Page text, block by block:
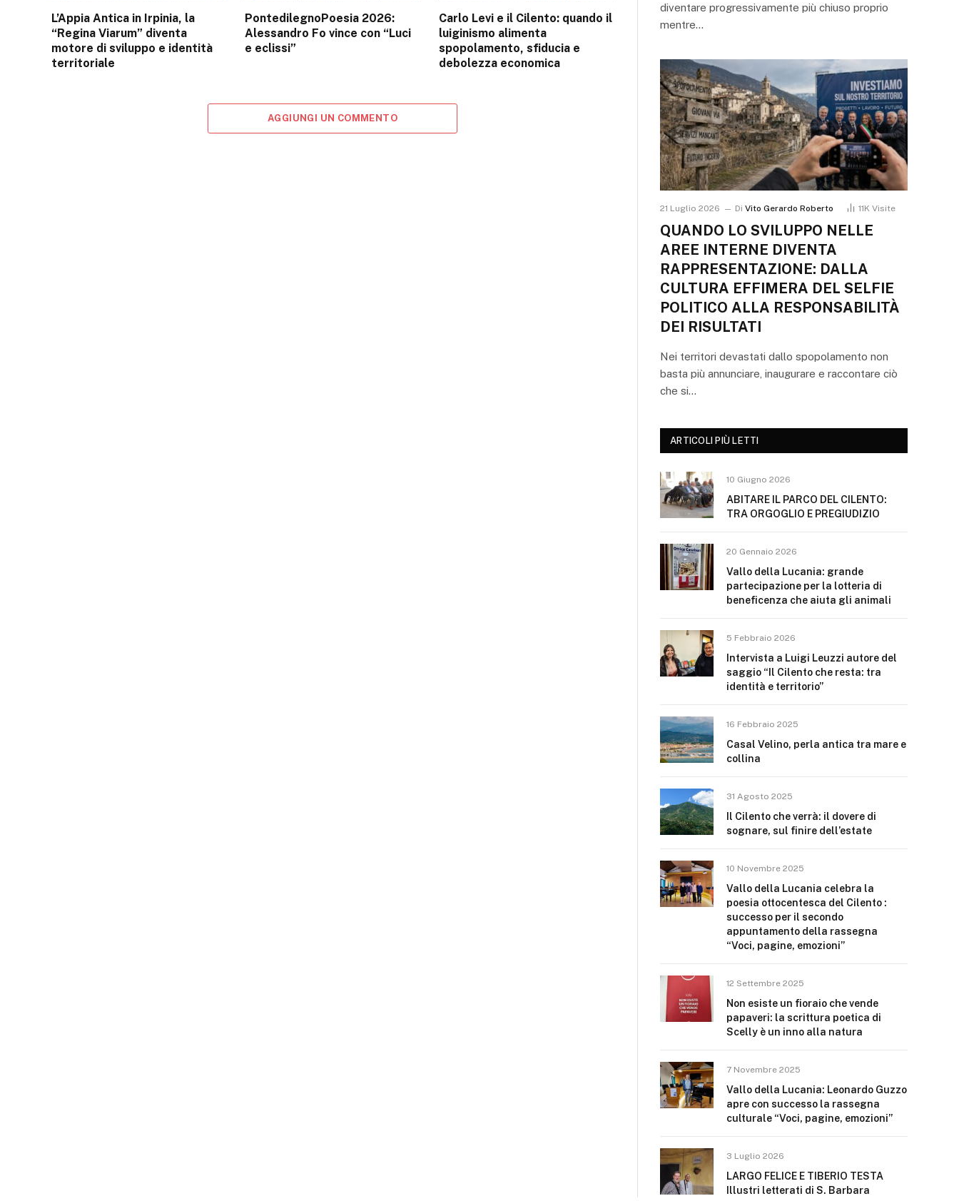
L’Appia Antica in Irpinia, la
“Regina Viarum” diventa
motore di sviluppo e identità
territoriale
PontedilegnoPoesia 2026:
Alessandro Fo vince con “Luci
e eclissi”
Carlo Levi e il Cilento: quando il
luiginismo alimenta
spopolamento, sfiducia e
debolezza economica
AGGIUNGI UN COMMENTO
diventare progressivamente più chiuso proprio
mentre…
21 Luglio 2026 Di Vito Gerardo Roberto 11K Visite
QUANDO LO SVILUPPO NELLE
AREE INTERNE DIVENTA
RAPPRESENTAZIONE: DALLA
CULTURA EFFIMERA DEL SELFIE
POLITICO ALLA RESPONSABILITÀ
DEI RISULTATI
Nei territori devastati dallo spopolamento non
basta più annunciare, inaugurare e raccontare ciò
che si…
ARTICOLI PIÙ LETTI
10 Giugno 2026
ABITARE IL PARCO DEL CILENTO:
TRA ORGOGLIO E PREGIUDIZIO
20 Gennaio 2026
Vallo della Lucania: grande
partecipazione per la lotteria di
beneficenza che aiuta gli animali
5 Febbraio 2026
Intervista a Luigi Leuzzi autore del
saggio “Il Cilento che resta: tra
identità e territorio”
16 Febbraio 2025
Casal Velino, perla antica tra mare e
collina
31 Agosto 2025
Il Cilento che verrà: il dovere di
sognare, sul finire dell’estate
10 Novembre 2025
Vallo della Lucania celebra la
poesia ottocentesca del Cilento :
successo per il secondo
appuntamento della rassegna
“Voci, pagine, emozioni”
12 Settembre 2025
Non esiste un fioraio che vende
papaveri: la scrittura poetica di
Scelly è un inno alla natura
7 Novembre 2025
Vallo della Lucania: Leonardo Guzzo
apre con successo la rassegna
culturale “Voci, pagine, emozioni”
3 Luglio 2026
LARGO FELICE E TIBERIO TESTA
Illustri letterati di S. Barbara